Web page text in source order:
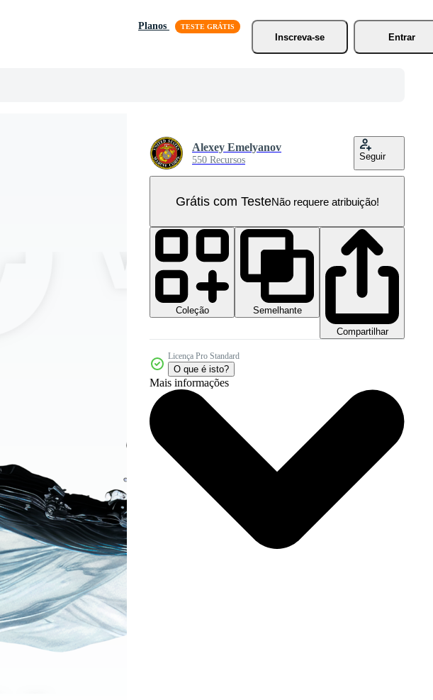
Planos
Inscreva-se
Entrar
Alexey Emelyanov
550 Recursos Seguir
Grátis com TesteNão requere atribuição!
Coleção
Semelhante
Compartilhar
Licença Pro Standard
O que é isto?
Mais informações